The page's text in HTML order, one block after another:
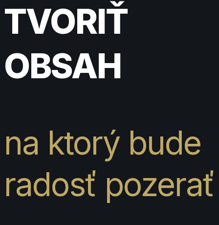
TVORIŤ
OBSAH
na ktorý bude
radosť pozerať